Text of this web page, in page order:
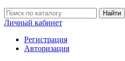
Найти
Личный кабинет
Регистрация
Авторизация